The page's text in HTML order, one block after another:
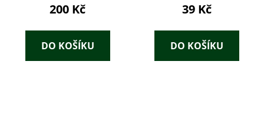
200 Kč
DO KOŠÍKU
39 Kč
DO KOŠÍKU